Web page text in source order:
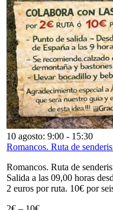
10 agosto: 9:00 - 15:30
Romancos. Ruta de
Romancos. Ruta de
Salida a las 09,00 horas
2 euros por ruta. 10€ por